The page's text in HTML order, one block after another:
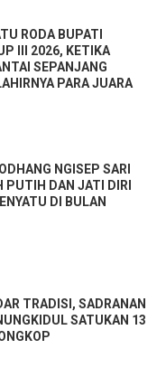
RODA BUPATI
III 2026, KETIKA
SEPANJANG
PARA JUARA
NGISEP SARI
PUTIH DAN JATI DIRI
DI BULAN
TRADISI, SADRANAN
SATUKAN 13